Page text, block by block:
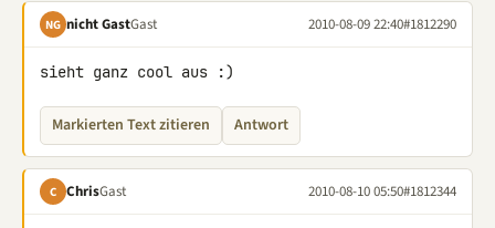
NG nicht GastGast 2010-08-09 22:40#1812290
sieht ganz cool aus :)
Markierten Text zitieren Antwort
C ChrisGast 2010-08-10 05:50#1812344